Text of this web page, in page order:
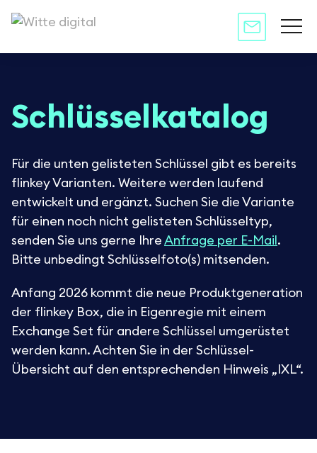
Schlüsselkatalog
Für die unten gelisteten Schlüssel gibt es bereits
flinkey Varianten. Weitere werden laufend
entwickelt und ergänzt. Suchen Sie die Variante
für einen noch nicht gelisteten Schlüsseltyp,
senden Sie uns gerne Ihre Anfrage per E-Mail .
Bitte unbedingt Schlüsselfoto(s) mitsenden.
Anfang 2026 kommt die neue Produktgeneration
der flinkey Box, die in Eigenregie mit einem
Exchange Set für andere Schlüssel umgerüstet
werden kann. Achten Sie in der Schlüssel-
Übersicht auf den entsprechenden Hinweis „IXL“.